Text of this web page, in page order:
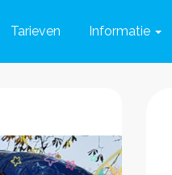
Tarieven Informatie